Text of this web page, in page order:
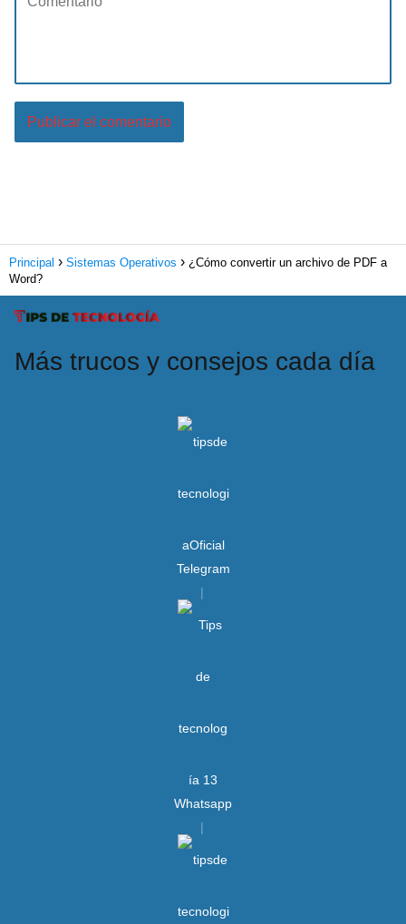
Principal Sistemas Operativos
¿Cómo convertir un archivo de PDF a
Word?
Más trucos y consejos cada día
Telegram
Whatsapp